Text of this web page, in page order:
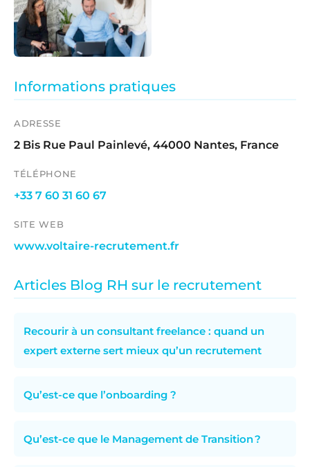
Informations pratiques
ADRESSE
2 Bis Rue Paul Painlevé, 44000 Nantes, France
TÉLÉPHONE
+33 7 60 31 60 67
SITE WEB
www.voltaire-recrutement.fr
Articles Blog RH sur le recrutement
Recourir à un consultant freelance : quand un
expert externe sert mieux qu’un recrutement
Qu’est-ce que l’onboarding ?
Qu’est-ce que le Management de Transition ?